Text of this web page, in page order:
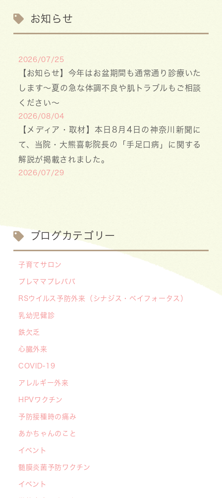
お知らせ
2026/07/25
【お知らせ】今年はお盆期間も通常通り診療いた
します〜夏の急な体調不良や肌トラブルもご相談
ください〜
2026/08/04
【メディア・取材】本日8月4日の神奈川新聞に
て、当院・大熊喜彰院長の「手足口病」に関する
解説が掲載されました。
2026/07/29
2026/07/13
【お知らせ】川崎市の「麻しん（はしか）対策事
業」が始まっています 〜赤ちゃんやこどもたち
2026/07/07
【デジタル診察券に移行します】
2026/06/16
【メディア・取材】学研の子育て応援サイト「こ
そだてまっぷ」に大熊喜彰院長監修の記事（こど
もの日焼け対策）がアップされました！
2026/05/19
――「武蔵小杉 森のこどもクリニック」の新た
な挑戦
2026/05/08
【メディア・取材】４月１０日発売「子供の科
学」５月号の「なぜ？なぜ？どうして？」で大熊
ブログカテゴリー
子育てサロン
プレママプレパパ
RSウイルス予防外来（シナジス・ベイフォータス）
乳幼児健診
鉄欠乏
心臓外来
COVID-19
アレルギー外来
HPVワクチン
予防接種時の痛み
あかちゃんのこと
イベント
髄膜炎菌予防ワクチン
イベント